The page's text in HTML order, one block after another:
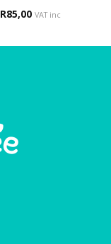
R85,00 VAT inc